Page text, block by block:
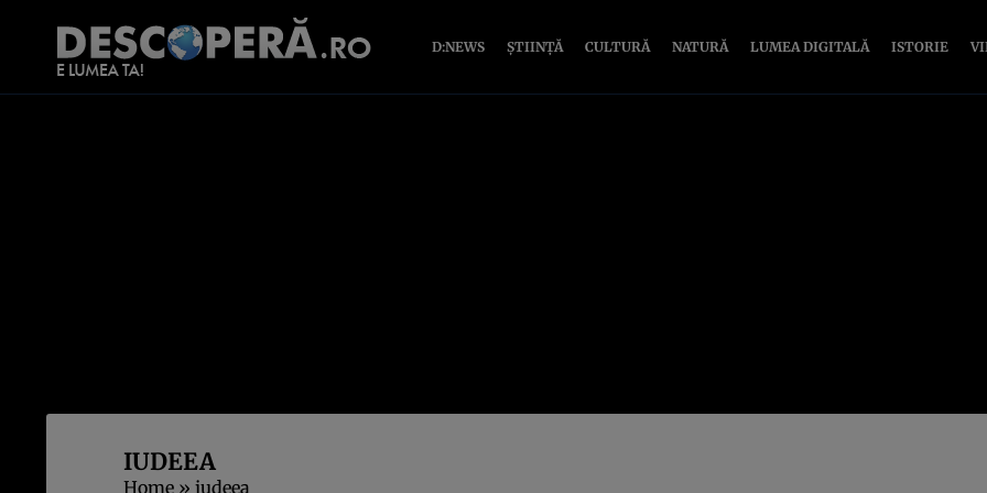
D:NEWS ȘTIINȚĂ CULTURĂ NATURĂ LUMEA DIGITALĂ ISTORIE
IUDEEA
Home » iudeea